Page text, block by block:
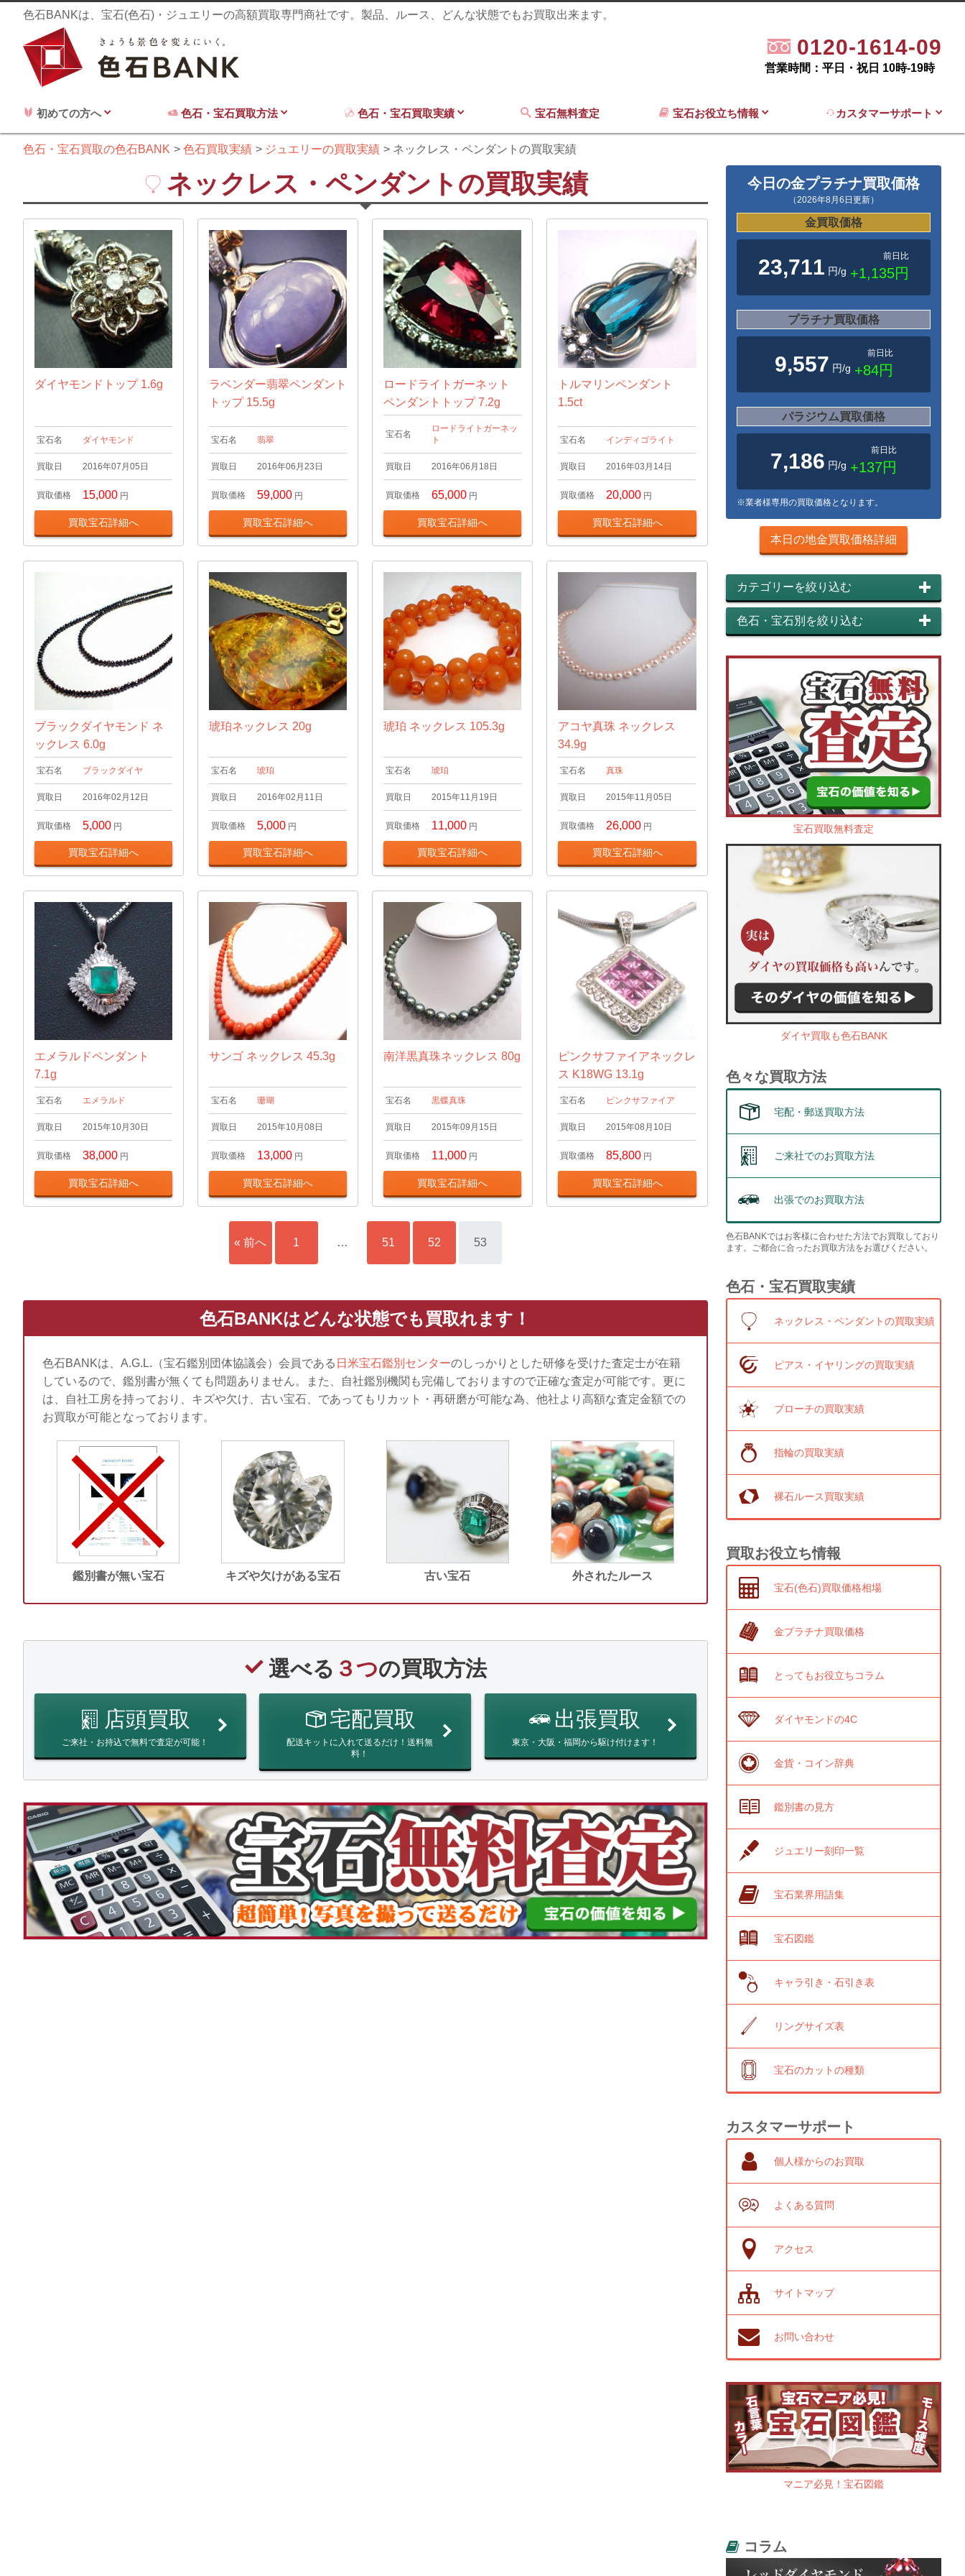
色石BANKは、宝石(色石)・ジュエリーの高額買取専門商社です。製品、ルース、どんな状態でもお買取出来ます。
0120-1614-09
営業時間：平日・祝日 10時-19時
初めての方へ 色石・宝石買取方法 色石・宝石買取実績 宝石無料査定 宝石お役立ち情報 カスタマーサポート
色石・宝石買取の色石BANK 色石買取実績 ジュエリーの買取実績 ネックレス・ペンダントの買取実績
ネックレス・ペンダントの買取実績
ダイヤモンドトップ 1.6g
宝石名 ダイヤモンド
買取日 2016年07月05日
買取価格 15,000 円
買取宝石詳細へ
ラベンダー翡翠ペンダント
トップ 15.5g
宝石名 翡翠
買取日 2016年06月23日
買取価格 59,000 円
買取宝石詳細へ
ロードライトガーネット
ペンダントトップ 7.2g
宝石名
ロードライトガーネッ
ト
買取日 2016年06月18日
買取価格 65,000 円
買取宝石詳細へ
トルマリンペンダント
1.5ct
宝石名 インディゴライト
買取日 2016年03月14日
買取価格 20,000 円
買取宝石詳細へ
ブラックダイヤモンド ネ
ックレス 6.0g
宝石名 ブラックダイヤ
買取日 2016年02月12日
買取価格 5,000 円
買取宝石詳細へ
琥珀ネックレス 20g
宝石名 琥珀
買取日 2016年02月11日
買取価格 5,000 円
買取宝石詳細へ
琥珀 ネックレス 105.3g
宝石名 琥珀
買取日 2015年11月19日
買取価格 11,000 円
買取宝石詳細へ
アコヤ真珠 ネックレス
34.9g
宝石名 真珠
買取日 2015年11月05日
買取価格 26,000 円
買取宝石詳細へ
エメラルドペンダント
7.1g
宝石名 エメラルド
買取日 2015年10月30日
買取価格 38,000 円
買取宝石詳細へ
サンゴ ネックレス 45.3g
宝石名 珊瑚
買取日 2015年10月08日
買取価格 13,000 円
買取宝石詳細へ
南洋黒真珠ネックレス 80g
宝石名 黒蝶真珠
買取日 2015年09月15日
買取価格 11,000 円
買取宝石詳細へ
ピンクサファイアネックレ
ス K18WG 13.1g
宝石名 ピンクサファイア
買取日 2015年08月10日
買取価格 85,800 円
買取宝石詳細へ
« 前へ 1 … 51 52 53
色石BANKはどんな状態でも買取れます！
色石BANKは、A.G.L.（宝石鑑別団体協議会）会員である 日米宝石鑑別センターのしっかりとした研修を受けた査定士が在籍
しているので、鑑別書が無くても問題ありません。また、自社鑑別機関も完備しておりますので正確な査定が可能です。更に
は、自社工房を持っており、キズや欠け、古い宝石、であってもリカット・再研磨が可能な為、他社より高額な査定金額での
お買取が可能となっております。
鑑別書が無い宝石 キズや欠けがある宝石 古い宝石 外されたルース
選べる ３つの買取方法
店頭買取
ご来社・お持込で無料で査定が可能！
宅配買取
配送キットに入れて送るだけ！送料無
料！
出張買取
東京・大阪・福岡から駆け付けます！
今日の金プラチナ買取価格
（2026年8月6日更新）
金買取価格
23,711 円/g
前日比
+1,135円
プラチナ買取価格
9,557 円/g
前日比
+84円
パラジウム買取価格
7,186 円/g
前日比
+137円
※業者様専用の買取価格となります。
本日の地金買取価格詳細
カテゴリーを絞り込む
色石・宝石別を絞り込む
宝石買取無料査定
ダイヤ買取も色石BANK
色々な買取方法
宅配・郵送買取方法
ご来社でのお買取方法
出張でのお買取方法
色石BANKではお客様に合わせた方法でお買取しており
ます。ご都合に合ったお買取方法をお選びください。
色石・宝石買取実績
ネックレス・ペンダントの買取実績
ピアス・イヤリングの買取実績
ブローチの買取実績
指輪の買取実績
裸石ルース買取実績
買取お役立ち情報
宝石(色石)買取価格相場
金プラチナ買取価格
とってもお役立ちコラム
ダイヤモンドの4C
金貨・コイン辞典
鑑別書の見方
ジュエリー刻印一覧
宝石業界用語集
宝石図鑑
キャラ引き・石引き表
リングサイズ表
宝石のカットの種類
カスタマーサポート
個人様からのお買取
よくある質問
アクセス
サイトマップ
お問い合わせ
マニア必見！宝石図鑑
コラム